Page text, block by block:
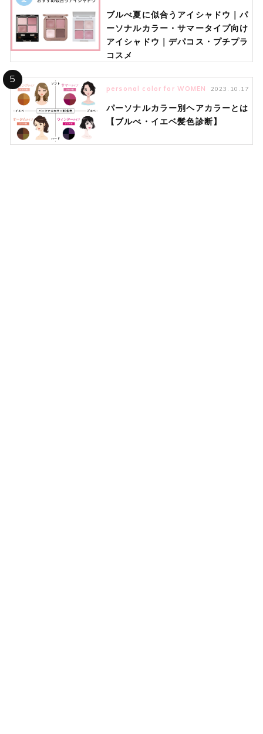
ブルべ夏に似合うアイシャドウ｜パ
ーソナルカラー・サマータイプ向け
アイシャドウ｜デパコス・プチプラ
コスメ
5
personal color for WOMEN 2023.10.17
パーソナルカラー別ヘアカラーとは
【ブルべ・イエベ髪色診断】